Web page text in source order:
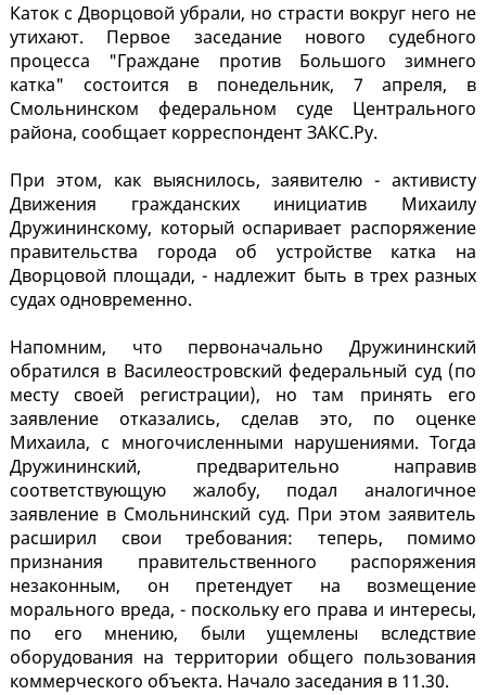
Каток с Дворцовой убрали, но страсти вокруг него не
утихают. Первое заседание нового судебного
процесса "Граждане против Большого зимнего
катка" состоится в понедельник, 7 апреля, в
Смольнинском федеральном суде Центрального
района, сообщает корреспондент ЗАКС.Ру.
При этом, как выяснилось, заявителю - активисту
Движения гражданских инициатив Михаилу
Дружининскому, который оспаривает распоряжение
правительства города об устройстве катка на
Дворцовой площади, - надлежит быть в трех разных
судах одновременно.
Напомним, что первоначально Дружининский
обратился в Василеостровский федеральный суд (по
месту своей регистрации), но там принять его
заявление отказались, сделав это, по оценке
Михаила, с многочисленными нарушениями. Тогда
Дружининский, предварительно направив
соответствующую жалобу, подал аналогичное
заявление в Смольнинский суд. При этом заявитель
расширил свои требования: теперь, помимо
признания правительственного распоряжения
незаконным, он претендует на возмещение
морального вреда, - поскольку его права и интересы,
по его мнению, были ущемлены вследствие
оборудования на территории общего пользования
коммерческого объекта. Начало заседания в 11.30.